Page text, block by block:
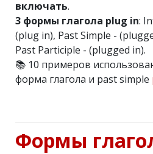
включать.
3 формы глагола plug in:
(plug in), Past Simple -
Past Participle - (plugged in).
📚 10 примеров
форма глагола и past simple
Формы